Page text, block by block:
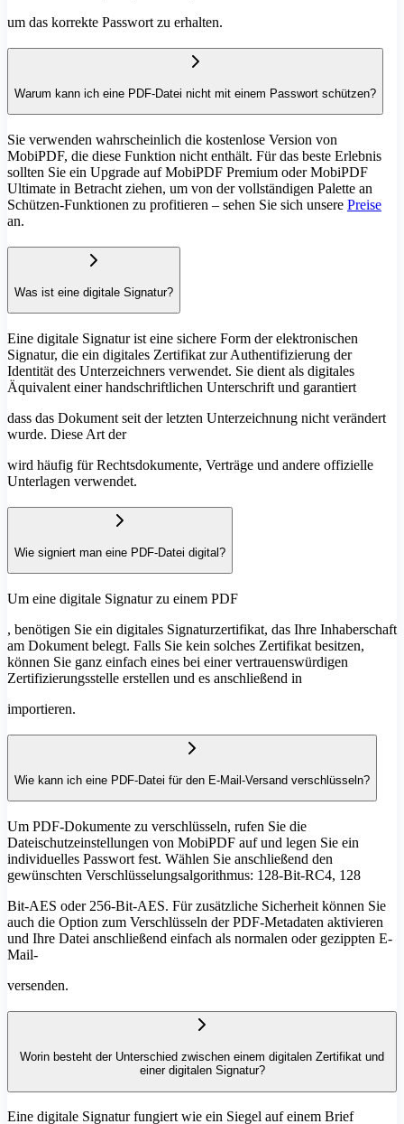
um das korrekte Passwort zu erhalten.
Warum kann ich eine PDF-Datei nicht mit einem Passwort schützen?
Sie verwenden wahrscheinlich die kostenlose Version von
MobiPDF, die diese Funktion nicht enthält. Für das beste Erlebnis
sollten Sie ein Upgrade auf MobiPDF Premium oder MobiPDF
Ultimate in Betracht ziehen, um von der vollständigen Palette an
Schützen-Funktionen zu profitieren – sehen Sie sich unsere Preise
an.
Was ist eine digitale Signatur?
Eine digitale Signatur ist eine sichere Form der elektronischen
Signatur, die ein digitales Zertifikat zur Authentifizierung der
Identität des Unterzeichners verwendet. Sie dient als digitales
Äquivalent einer handschriftlichen Unterschrift und garantiert
dass das Dokument seit der letzten Unterzeichnung nicht verändert
wurde. Diese Art der
wird häufig für Rechtsdokumente, Verträge und andere offizielle
Unterlagen verwendet.
Wie signiert man eine PDF-Datei digital?
Um eine digitale Signatur zu einem PDF
, benötigen Sie ein digitales Signaturzertifikat, das Ihre Inhaberschaft
am Dokument belegt. Falls Sie kein solches Zertifikat besitzen,
können Sie ganz einfach eines bei einer vertrauenswürdigen
Zertifizierungsstelle erstellen und es anschließend in
importieren.
Wie kann ich eine PDF-Datei für den E-Mail-Versand verschlüsseln?
Um PDF-Dokumente zu verschlüsseln, rufen Sie die
Dateischutzeinstellungen von MobiPDF auf und legen Sie ein
individuelles Passwort fest. Wählen Sie anschließend den
gewünschten Verschlüsselungsalgorithmus: 128-Bit-RC4, 128
Bit-AES oder 256-Bit-AES. Für zusätzliche Sicherheit können Sie
auch die Option zum Verschlüsseln der PDF-Metadaten aktivieren
und Ihre Datei anschließend einfach als normalen oder gezippten E-
Mail-
versenden.
Worin besteht der Unterschied zwischen einem digitalen Zertifikat und
einer digitalen Signatur?
Eine digitale Signatur fungiert wie ein Siegel auf einem Brief